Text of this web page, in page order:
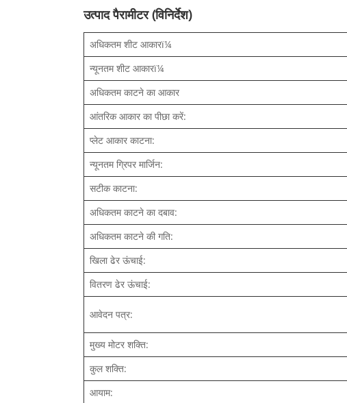
उत्पाद पैरामीटर (विनिर्देश)
अधिकतम शीट आकारï¼
न्यूनतम शीट आकारï¼
अधिकतम काटने का आकार
आंतरिक आकार का पीछा करें:
प्लेट आकार काटना:
न्यूनतम ग्रिपर मार्जिन:
सटीक काटना:
अधिकतम काटने का दबाव:
अधिकतम काटने की गति:
खिला ढेर ऊंचाई:
वितरण ढेर ऊंचाई:
आवेदन पत्र:
मुख्य मोटर शक्ति:
कुल शक्ति:
आयाम: